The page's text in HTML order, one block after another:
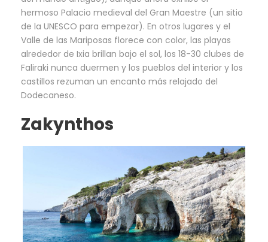
hermoso Palacio medieval del Gran Maestre (un sitio
de la UNESCO para empezar). En otros lugares y el
Valle de las Mariposas florece con color, las playas
alrededor de Ixia brillan bajo el sol, los 18-30 clubes de
Faliraki nunca duermen y los pueblos del interior y los
castillos rezuman un encanto más relajado del
Dodecaneso.
Zakynthos